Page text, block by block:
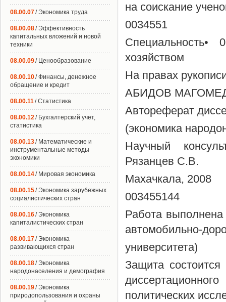
на соискание
0034551
хозяйством
На правах
АБИДОВ
Автореферат
(экономика
Научный
Рязанцев С.В.
Махачкала, 2008
003455144
Работа
автомобильно-
университета)
Защита
политических
08.00.07/ Экономика труда
08.00.08/ Эффективность
капитальных вложений и новой
техники
08.00.09/ Ценообразование
08.00.10/ Финансы, денежное
обращение и кредит
08.00.11/ Статистика
08.00.12/ Бухгалтерский учет,
статистика
08.00.13/ Математические и
инструментальные методы
экономики
08.00.14/ Мировая экономика
08.00.15/ Экономика зарубежных
социалистических стран
08.00.16/ Экономика
капиталистических стран
08.00.17/ Экономика
развивающихся стран
08.00.18/ Экономика
народонаселения и демография
08.00.19/ Экономика
природопользования и охраны